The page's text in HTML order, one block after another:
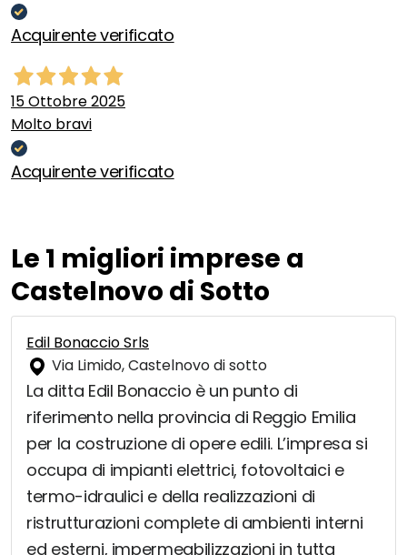
Acquirente verificato
15 Ottobre 2025
Molto bravi
Acquirente verificato
Le 1 migliori imprese a
Castelnovo di Sotto
Edil Bonaccio Srls
Via Limido, Castelnovo di sotto
La ditta Edil Bonaccio è un punto di
riferimento nella provincia di Reggio Emilia
per la costruzione di opere edili. L’impresa si
occupa di impianti elettrici, fotovoltaici e
termo-idraulici e della realizzazioni di
ristrutturazioni complete di ambienti interni
ed esterni, impermeabilizzazioni in tutta